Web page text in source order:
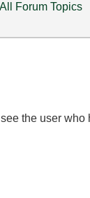
All Forum Topics
the user